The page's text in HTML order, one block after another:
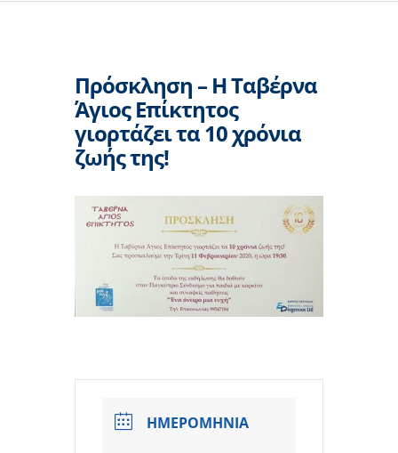
Πρόσκληση – Η Ταβέρνα
Άγιος Επίκτητος
γιορτάζει τα 10 χρόνια
ζωής της!
ΗΜΕΡΟΜΗΝΙΑ